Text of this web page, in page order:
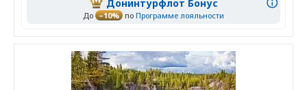
Донинтурфлот Бонус
До –10% по Программе лояльности